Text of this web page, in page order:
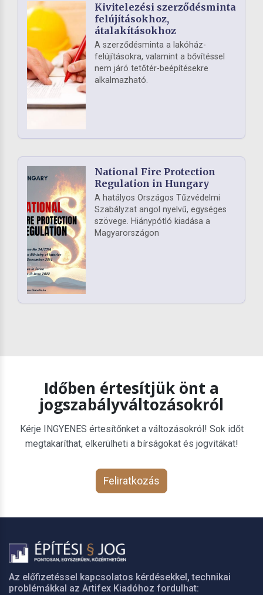
Kivitelezési szerződésminta
felújításokhoz,
átalakításokhoz
A szerződésminta a lakóház-
felújításokra, valamint a bővítéssel
nem járó tetőtér-beépítésekre
alkalmazható.
National Fire Protection
Regulation in Hungary
A hatályos Országos Tűzvédelmi
Szabályzat angol nyelvű, egységes
szövege. Hiánypótló kiadása a
Magyarországon
Időben értesítjük önt a
jogszabályváltozásokról
Kérje INGYENES értesítőnket a változásokról! Sok időt
megtakaríthat, elkerülheti a bírságokat és jogvitákat!
Feliratkozás
Az előfizetéssel kapcsolatos kérdésekkel, technikai
problémákkal az Artifex Kiadóhoz fordulhat: